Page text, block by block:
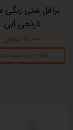
ترافل شنی رنگی
نارنجی ابی
۷۰,۰۰۰ تومان
افزودن به سبد